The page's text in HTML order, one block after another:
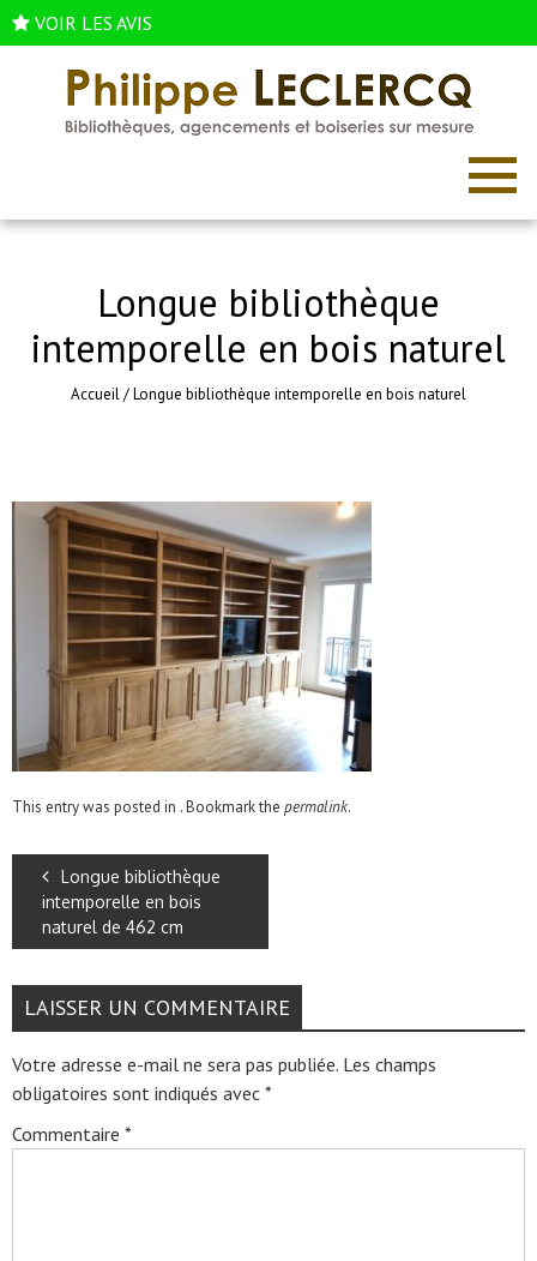
VOIR LES AVIS
Longue bibliothèque
intemporelle en bois naturel
Accueil/Longue bibliothèque intemporelle en bois naturel
This entry was posted in . Bookmark the permalink.
Longue bibliothèque
intemporelle en bois
naturel de 462 cm
LAISSER UN COMMENTAIRE
Votre adresse e-mail ne sera pas publiée. Les champs
obligatoires sont indiqués avec *
Commentaire *